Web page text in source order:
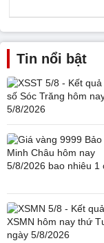
Tin nổi bật